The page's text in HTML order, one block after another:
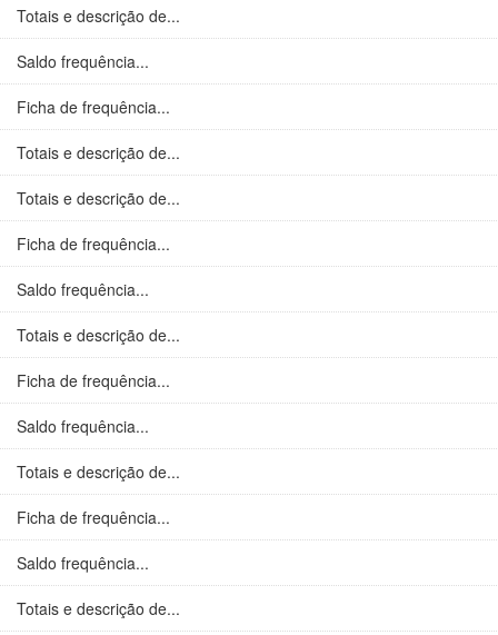
Totais e descrição de...
Saldo frequência...
Ficha de frequência...
Totais e descrição de...
Totais e descrição de...
Ficha de frequência...
Saldo frequência...
Totais e descrição de...
Ficha de frequência...
Saldo frequência...
Totais e descrição de...
Ficha de frequência...
Saldo frequência...
Totais e descrição de...